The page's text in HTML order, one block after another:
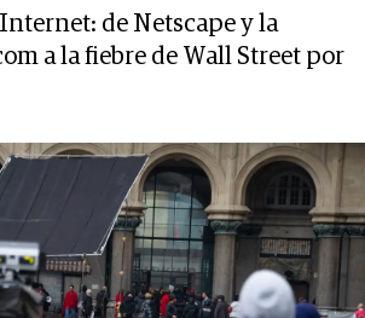
de Netscape y la
a la fiebre de Wall Street por